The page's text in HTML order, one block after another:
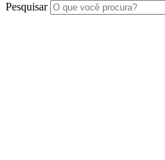
Pesquisar